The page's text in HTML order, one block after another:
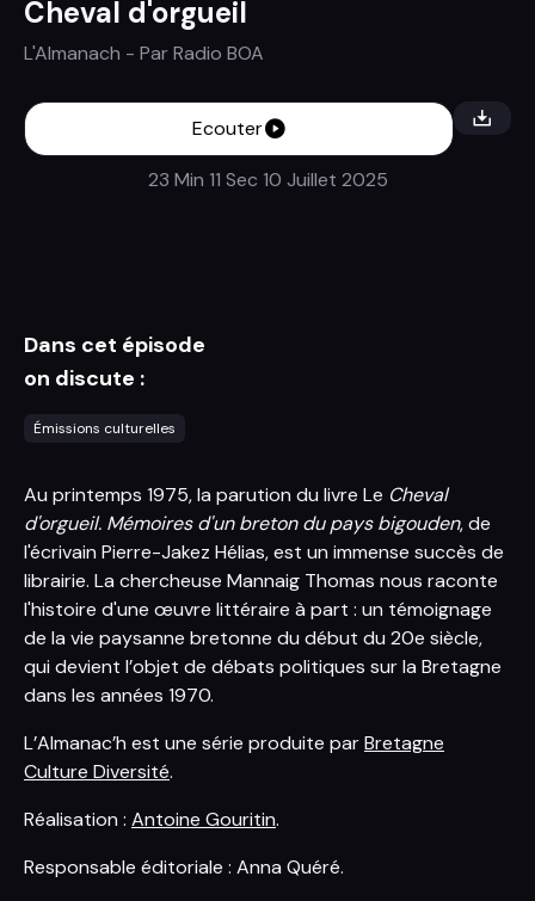
Cheval d'orgueil
L'Almanach - ParRadio BOA
Ecouter
23 Min 11 Sec 10 Juillet 2025
Dans cet épisode
on discute :
Émissions culturelles
Au printemps 1975, la parution du livre Le Cheval
d'orgueil. Mémoires d'un breton du pays bigouden, de
l'écrivain Pierre-Jakez Hélias, est un immense succès de
librairie. La chercheuse Mannaig Thomas nous raconte
l'histoire d'une œuvre littéraire à part : un témoignage
de la vie paysanne bretonne du début du 20e siècle,
qui devient l’objet de débats politiques sur la Bretagne
dans les années 1970.
L’Almanac’h est une série produite parBretagne
Culture Diversité.
Réalisation : Antoine Gouritin.
Responsable éditoriale : Anna Quéré.